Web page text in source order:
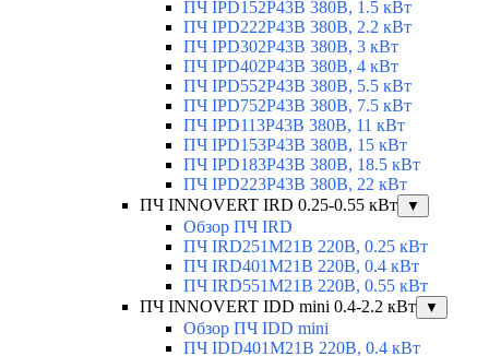
ПЧ IPD152P43B 380В, 1.5 кВт
ПЧ IPD222P43B 380В, 2.2 кВт
ПЧ IPD302P43B 380В, 3 кВт
ПЧ IPD402P43B 380В, 4 кВт
ПЧ IPD552P43B 380В, 5.5 кВт
ПЧ IPD752P43B 380В, 7.5 кВт
ПЧ IPD113P43B 380В, 11 кВт
ПЧ IPD153P43B 380В, 15 кВт
ПЧ IPD183P43B 380В, 18.5 кВт
ПЧ IPD223P43B 380В, 22 кВт
ПЧ INNOVERT IRD 0.25-0.55 кВт
▼
Обзор ПЧ IRD
ПЧ IRD251M21B 220В, 0.25 кВт
ПЧ IRD401M21B 220В, 0.4 кВт
ПЧ IRD551M21B 220В, 0.55 кВт
ПЧ INNOVERT IDD mini 0.4-2.2 кВт
▼
Обзор ПЧ IDD mini
ПЧ IDD401M21B 220В, 0.4 кВт